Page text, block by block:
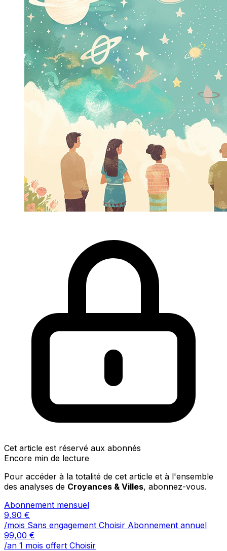
Cet article est réservé aux abonnés
Encore min de lecture
Pour accéder à la totalité de cet article et à l'ensemble
des analyses de Croyances & Villes, abonnez-vous.
Abonnement mensuel
9,90 €
/mois Sans engagement Choisir Abonnement annuel
99,00 €
/an 1 mois offert Choisir